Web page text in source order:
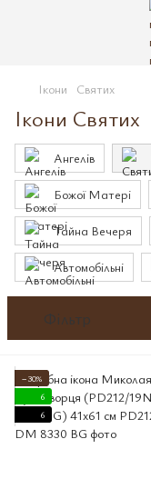
Ікони Святих
Ікони Святих
Ангелів
Божої Матері
Тайна Вечеря
Автомобільні
Фільтр
−30%
6
6